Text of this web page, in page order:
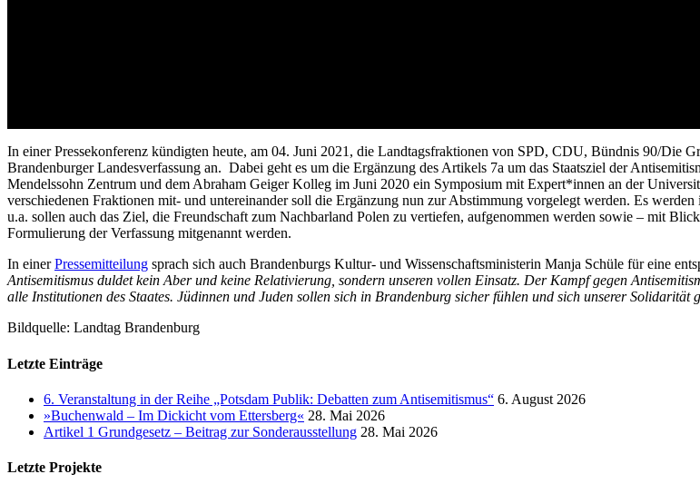
In einer Pressekonferenz kündigten heute, am 04. Juni 2021, die Landtagsfraktionen von SPD, CDU, Bündnis 90/Die
Brandenburger Landesverfassung an. Dabei geht es um die Ergänzung des Artikels 7a um das Staatsziel der
Mendelssohn Zentrum und dem Abraham Geiger Kolleg im Juni 2020 ein Symposium mit Expert*innen an der
verschiedenen Fraktionen mit- und untereinander soll die Ergänzung nun zur Abstimmung vorgelegt werden. Es
u.a. sollen auch das Ziel, die Freundschaft zum Nachbarland Polen zu vertiefen, aufgenommen werden sowie – mit
Formulierung der Verfassung mitgenannt werden.
In einerPressemitteilung sprach sich auch Brandenburgs Kultur- und Wissenschaftsministerin Manja Schüle für eine
Antisemitismus duldet kein Aber und keine Relativierung, sondern unseren vollen Einsatz. Der Kampf gegen
alle Institutionen des Staates. Jüdinnen und Juden sollen sich in Brandenburg sicher fühlen und sich unserer Solidarität
Bildquelle: Landtag Brandenburg
Letzte Einträge
6. Veranstaltung in der Reihe „Potsdam Publik: Debatten zum Antisemitismus“ 6. August 2026
»Buchenwald – Im Dickicht vom Ettersberg« 28. Mai 2026
Artikel 1 Grundgesetz – Beitrag zur Sonderausstellung 28. Mai 2026
Letzte Projekte